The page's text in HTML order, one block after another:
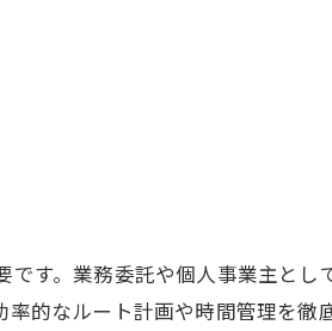
す。業務委託や個人事業主とし
的なルート計画や時間管理を徹